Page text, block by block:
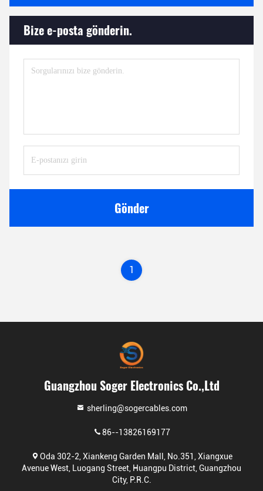
Bize e-posta gönderin.
Gönder
1
Guangzhou Soger Electronics Co.,Ltd
sherling@sogercables.com
86--13826169177
Oda 302-2, Xiankeng Garden Mall, No.351, Xiangxue
Avenue West, Luogang Street, Huangpu District, Guangzhou
City, P.R.C.